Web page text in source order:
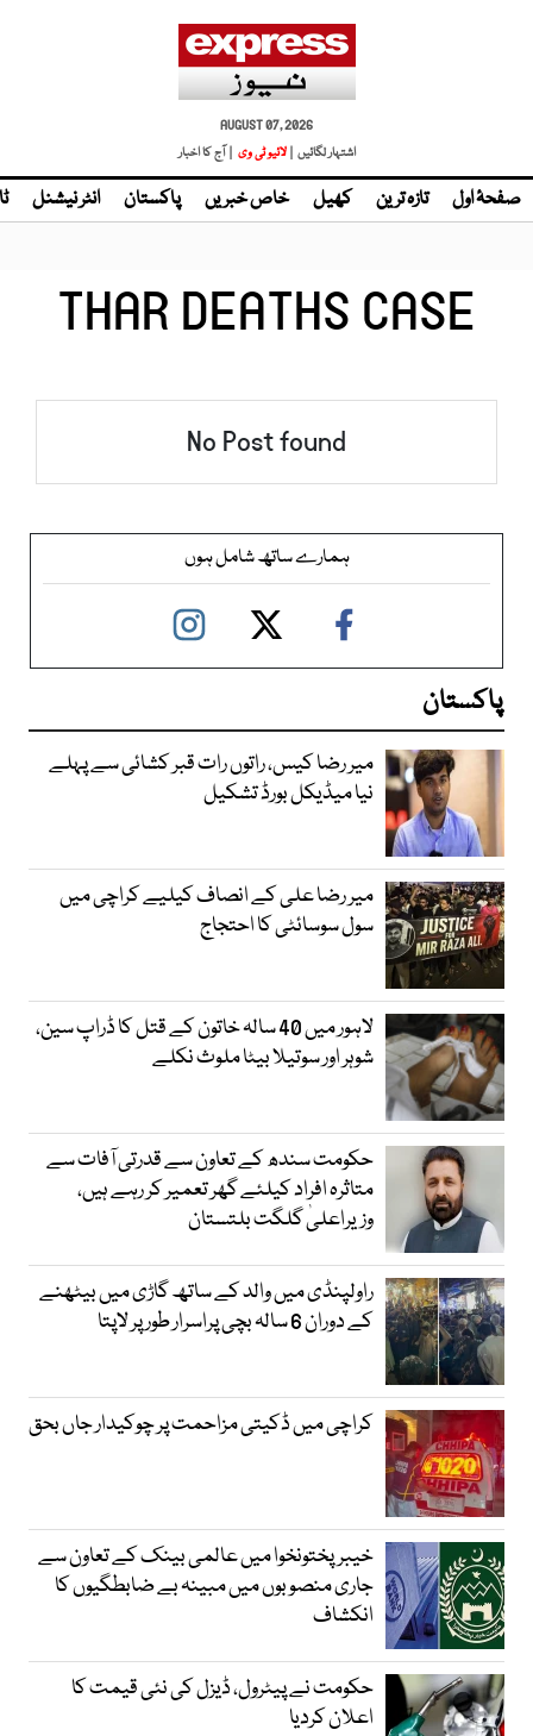
AUGUST 07, 2026
اشتہار لگائیں | لائیو ٹی وی | آج کا اخبار
صفحۂ اول تازہ ترین کھیل خاص خبریں پاکستان انٹر نیشنل
THAR DEATHS CASE
No Post found
ہمارے ساتھ شامل ہوں
پاکستان
میر رضا کیس، راتوں رات قبر کشائی سے پہلے
نیا میڈیکل بورڈ تشکیل
میر رضا علی کے انصاف کیلیے کراچی میں
سول سوسائٹی کا احتجاج
لاہور میں 40 سالہ خاتون کے قتل کا ڈراپ سین،
شوہر اور سوتیلا بیٹا ملوث نکلے
حکومت سندھ کے تعاون سے قدرتی آفات سے
متاثرہ افراد کیلئے گھر تعمیر کر رہے ہیں،
وزیراعلیٰ گلگت بلتستان
راولپنڈی میں والد کے ساتھ گاڑی میں بیٹھنے
کے دوران 6 سالہ بچی پراسرار طور پر لاپتا
کراچی میں ڈکیتی مزاحمت پر چوکیدار جاں بحق
خیبرپختونخوا میں عالمی بینک کے تعاون سے
جاری منصوبوں میں مبینہ بے ضابطگیوں کا
انکشاف
حکومت نے پیٹرول، ڈیزل کی نئی قیمت کا
اعلان کردیا